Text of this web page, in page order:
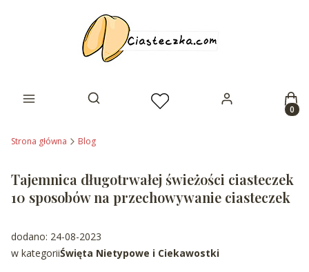
Otwórz wyszukiwarkę
Strona główna Blog
Tajemnica długotrwałej świeżości ciasteczek
10 sposobów na przechowywanie ciasteczek
dodano: 24-08-2023
w kategoriiŚwięta Nietypowe i Ciekawostki